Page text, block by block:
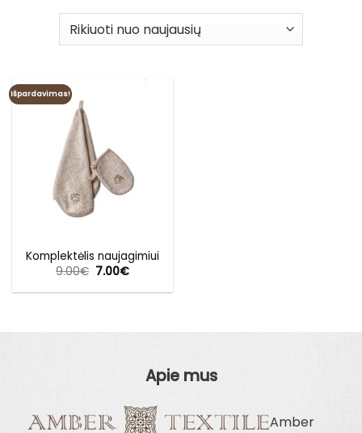
Išpardavimas!
Komplektėlis naujagimiui
9.00€ Original
was:
7.00€Current
is:
Apie mus
Amber